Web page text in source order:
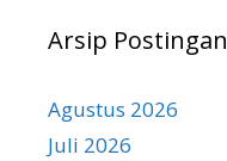
Arsip Postingan
Agustus 2026
Juli 2026